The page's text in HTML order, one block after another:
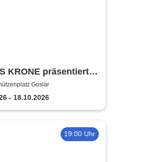
KRONE präsentiert
- Gold Edition
Goslar
- 18.10.2026
19:00 Uhr